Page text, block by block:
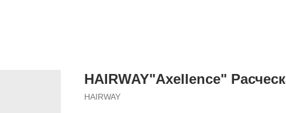
HAIRWAY"Axellence"
HAIRWAY